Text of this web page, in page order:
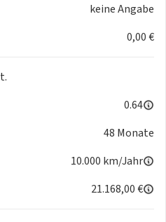
keine Angabe
0,00 €
0.64
48 Monate
10.000 km/Jahr
21.168,00 €